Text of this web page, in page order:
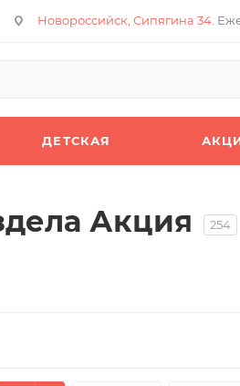
Новороссийск, Сипягина 34.
ДЕТСКАЯ
Акция 254